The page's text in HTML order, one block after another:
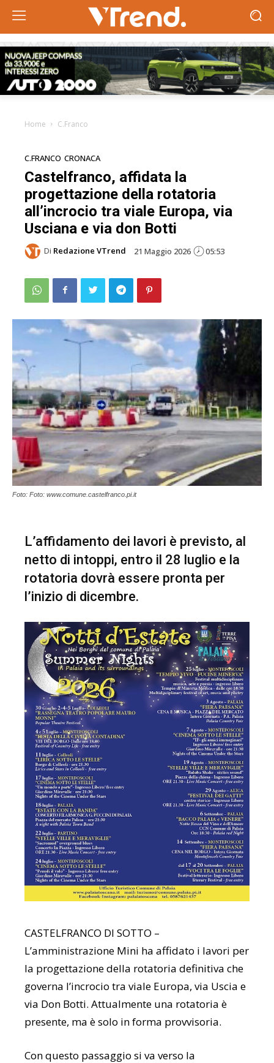
Home C.Franco
C.FRANCO CRONACA
Castelfranco, affidata la
progettazione della rotatoria
all’incrocio tra viale Europa, via
Usciana e via don Botti
Di Redazione VTrend 21 Maggio 2026 05:53
Foto: Foto: www.comune.castelfranco.pi.it
L’affidamento dei lavori è previsto, al
netto di intoppi, entro il 28 luglio e la
rotatoria dovrà essere pronta per
l’inizio di dicembre.
CASTELFRANCO DI SOTTO –
L’amministrazione Mini ha affidato i lavori per
la progettazione della rotatoria definitiva che
governa l’incrocio tra viale Europa, via Uscia e
via Don Botti. Attualmente una rotatoria è
presente, ma è solo in forma provvisoria.
Con questo passaggio si va verso la